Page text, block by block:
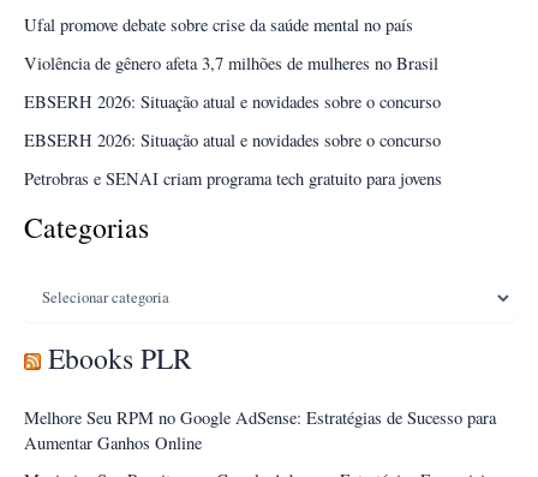
Ufal promove debate sobre crise da saúde mental no país
Violência de gênero afeta 3,7 milhões de mulheres no Brasil
EBSERH 2026: Situação atual e novidades sobre o concurso
EBSERH 2026: Situação atual e novidades sobre o concurso
Petrobras e SENAI criam programa tech gratuito para jovens
Categorias
Ebooks PLR
Melhore Seu RPM no Google AdSense: Estratégias de Sucesso para
Aumentar Ganhos Online